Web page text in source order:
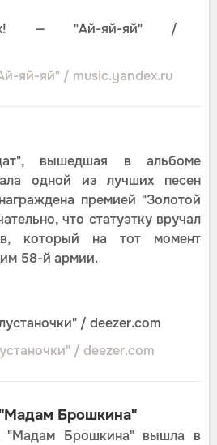
яй-яй" / music.yandex.ru
вышедшая в альбоме
одной из лучших песен
премией "Золотой
что статуэтку вручал
который на тот момент
58-й армии.
/ deezer.com
Брошкина"
"Мадам Брошкина" вышла в